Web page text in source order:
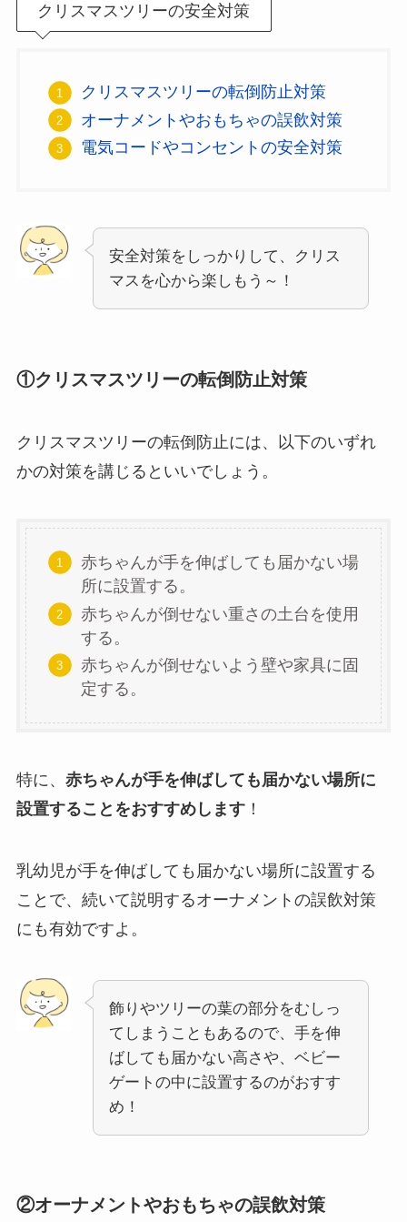
クリスマスツリーの安全対策
クリスマスツリーの転倒防止対策
オーナメントやおもちゃの誤飲対策
電気コードやコンセントの安全対策
安全対策をしっかりして、クリス
マスを心から楽しもう～！
①クリスマスツリーの転倒防止対策
クリスマスツリーの転倒防止には、以下のいずれ
かの対策を講じるといいでしょう。
赤ちゃんが手を伸ばしても届かない場
所に設置する。
赤ちゃんが倒せない重さの土台を使用
する。
赤ちゃんが倒せないよう壁や家具に固
定する。
特に、 赤ちゃんが手を伸ばしても届かない場所に
設置することをおすすめします！
乳幼児が手を伸ばしても届かない場所に設置する
ことで、続いて説明するオーナメントの誤飲対策
にも有効ですよ。
飾りやツリーの葉の部分をむしっ
てしまうこともあるので、手を伸
ばしても届かない高さや、ベビー
ゲートの中に設置するのがおすす
め！
②オーナメントやおもちゃの誤飲対策